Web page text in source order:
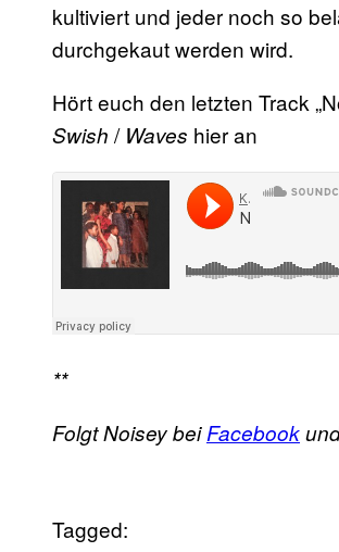
kultiviert und jeder noch so
durchgekaut werden wird.
Hört euch den letzten Track
Swish / Waves hier an
**
Folgt Noisey beiFacebook
Tagged: